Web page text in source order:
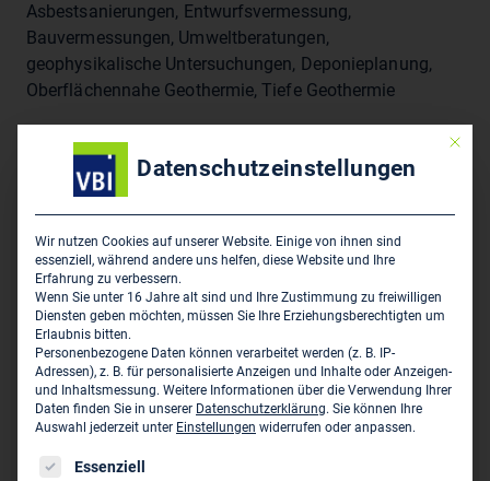
Asbestsanierungen, Entwurfsvermessung,
Bauvermessungen, Umweltberatungen,
geophysikalische Untersuchungen, Deponieplanung,
Oberflächennahe Geothermie, Tiefe Geothermie
Sitz des Zweigbüros
Wilhelm-Herbst-Str. 5
D-28359 Bremen
0421/202430-0
0421/2170-10
abehbehani@hpc-ag.de
Mit
Datenschutzeinstellungen
Wir nutzen Cookies auf unserer Website. Einige von ihnen sind
essenziell, während andere uns helfen, diese Website und Ihre
Erfahrung zu verbessern.
Wenn Sie unter 16 Jahre alt sind und Ihre Zustimmung zu freiwilligen
Diensten geben möchten, müssen Sie Ihre Erziehungsberechtigten um
Erlaubnis bitten.
Personenbezogene Daten können verarbeitet werden (z. B. IP-
Adressen), z. B. für personalisierte Anzeigen und Inhalte oder Anzeigen-
und Inhaltsmessung. Weitere Informationen über die Verwendung Ihrer
Daten finden Sie in unserer Datenschutzerklärung. Sie können Ihre
Auswahl jederzeit unter Einstellungen widerrufen oder anpassen.
Es folgt eine Liste der Service-Gruppen, für die eine
Essenziell